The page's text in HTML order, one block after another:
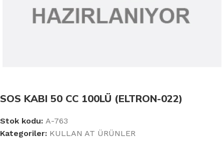
SOS KABI 50 CC 100LÜ (ELTRON-022)
Stok kodu: A-763
Kategoriler: KULLAN AT ÜRÜNLER